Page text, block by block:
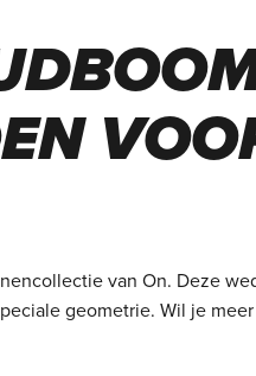
van On. Deze
geometrie. Wil je